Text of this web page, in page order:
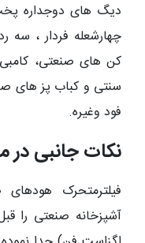
دیگ های دوجداره
چهارشعله فردار ، سه
کن های صنعتی، کامبی
سنتی و کباب پز های
فود وغیره.
نکات جانبی در
فیلترمتحرک
آشپزخانه صنعتی را